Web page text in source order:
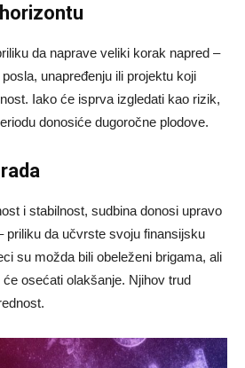
da naprave veliki korak napred –
unapređenju ili projektu koji
Iako će isprva izgledati kao rizik,
donosiće dugoročne plodove.
i stabilnost, sudbina donosi upravo
priliku da učvrste svoju finansijsku
su možda bili obeleženi brigama, ali
osećati olakšanje. Njihov trud